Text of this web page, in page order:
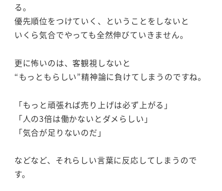
る。
優先順位をつけていく、ということをしないと
いくら気合でやっても全然伸びていきません。
更に怖いのは、客観視しないと
“もっともらしい”精神論に負けてしまうのですね。
「もっと頑張れば売り上げは必ず上がる」
「人の3倍は働かないとダメらしい」
「気合が足りないのだ」
などなど、それらしい言葉に反応してしまうので
す。